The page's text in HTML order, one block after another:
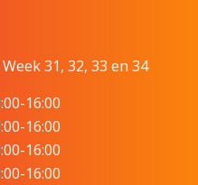
31, 32, 33 en 34
16:00
16:00
16:00
16:00